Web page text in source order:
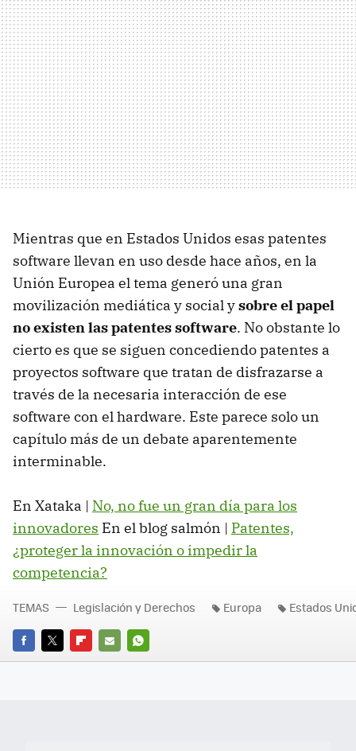
Mientras que en Estados Unidos esas patentes
software llevan en uso desde hace años, en la
Unión Europea el tema generó una gran
movilización mediática y social ysobre el papel
no existen las patentes software. No obstante lo
cierto es que se siguen concediendo patentes a
proyectos software que tratan de disfrazarse a
través de la necesaria interacción de ese
software con el hardware. Este parece solo un
capítulo más de un debate aparentemente
interminable.
En Xataka | No, no fue un gran día para los
innovadores En el blog salmón | Patentes,
¿proteger la innovación o impedir la
competencia?
FACEBOOK
TWITTERFLIPBOARD
E-
WHATSAPP
TEMAS Legislación y Derechos Europa Estados